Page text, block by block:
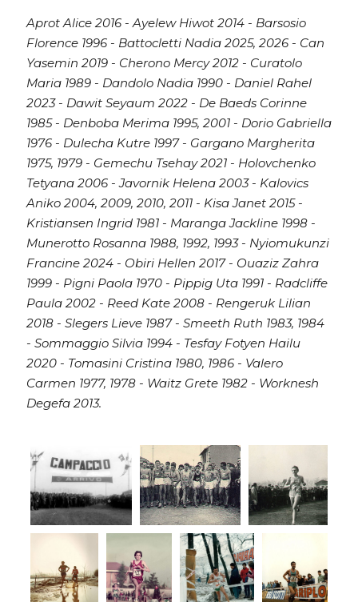
Aprot Alice 2016 - Ayelew Hiwot 2014 - Barsosio
Florence 1996 - Battocletti Nadia 2025, 2026 - Can
Yasemin 2019 - Cherono Mercy 2012 - Curatolo
Maria 1989 - Dandolo Nadia 1990 - Daniel Rahel
2023 - Dawit Seyaum 2022 - De Baeds Corinne
1985 - Denboba Merima 1995, 2001 - Dorio Gabriella
1976 - Dulecha Kutre 1997 - Gargano Margherita
1975, 1979 - Gemechu Tsehay 2021 - Holovchenko
Tetyana 2006 - Javornik Helena 2003 - Kalovics
Aniko 2004, 2009, 2010, 2011 - Kisa Janet 2015 -
Kristiansen Ingrid 1981 - Maranga Jackline 1998 -
Munerotto Rosanna 1988, 1992, 1993 - Nyiomukunzi
Francine 2024 - Obiri Hellen 2017 - Ouaziz Zahra
1999 - Pigni Paola 1970 - Pippig Uta 1991 - Radcliffe
Paula 2002 - Reed Kate 2008 - Rengeruk Lilian
2018 - Slegers Lieve 1987 - Smeeth Ruth 1983, 1984
- Sommaggio Silvia 1994 - Tesfay Fotyen Hailu
2020 - Tomasini Cristina 1980, 1986 - Valero
Carmen 1977, 1978 - Waitz Grete 1982 - Worknesh
Degefa 2013.